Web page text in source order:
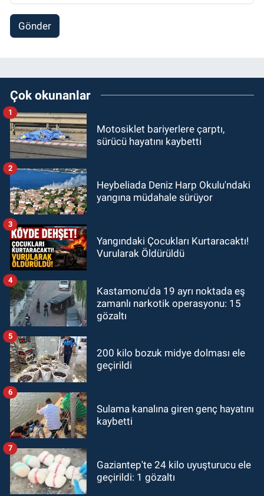
Gönder
Çok okunanlar
Motosiklet bariyerlere çarptı,
sürücü hayatını kaybetti
1
Heybeliada Deniz Harp Okulu'ndaki
yangına müdahale sürüyor
2
Yangındaki Çocukları Kurtaracaktı!
Vurularak Öldürüldü
3
Kastamonu'da 19 ayrı noktada eş
zamanlı narkotik operasyonu: 15
gözaltı
4
200 kilo bozuk midye dolması ele
geçirildi
5
Sulama kanalına giren genç hayatını
kaybetti
6
Gaziantep'te 24 kilo uyuşturucu ele
geçirildi: 1 gözaltı
7